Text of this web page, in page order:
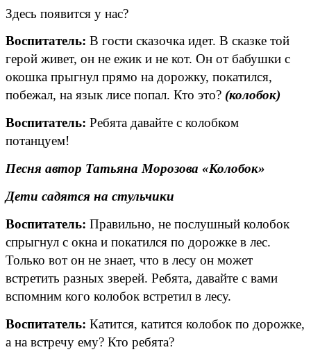
Здесь появится у нас?
Воспитатель: В гости сказочка идет. В сказке той
герой живет, он не ежик и не кот. Он от бабушки с
окошка прыгнул прямо на дорожку, покатился,
побежал, на язык лисе попал. Кто это? (колобок)
Воспитатель: Ребята давайте с колобком
потанцуем!
Песня автор Татьяна Морозова «Колобок»
Дети садятся на стульчики
Воспитатель: Правильно, не послушный колобок
спрыгнул с окна и покатился по дорожке в лес.
Только вот он не знает, что в лесу он может
встретить разных зверей. Ребята, давайте с вами
вспомним кого колобок встретил в лесу.
Воспитатель: Катится, катится колобок по дорожке,
а на встречу ему? Кто ребята?